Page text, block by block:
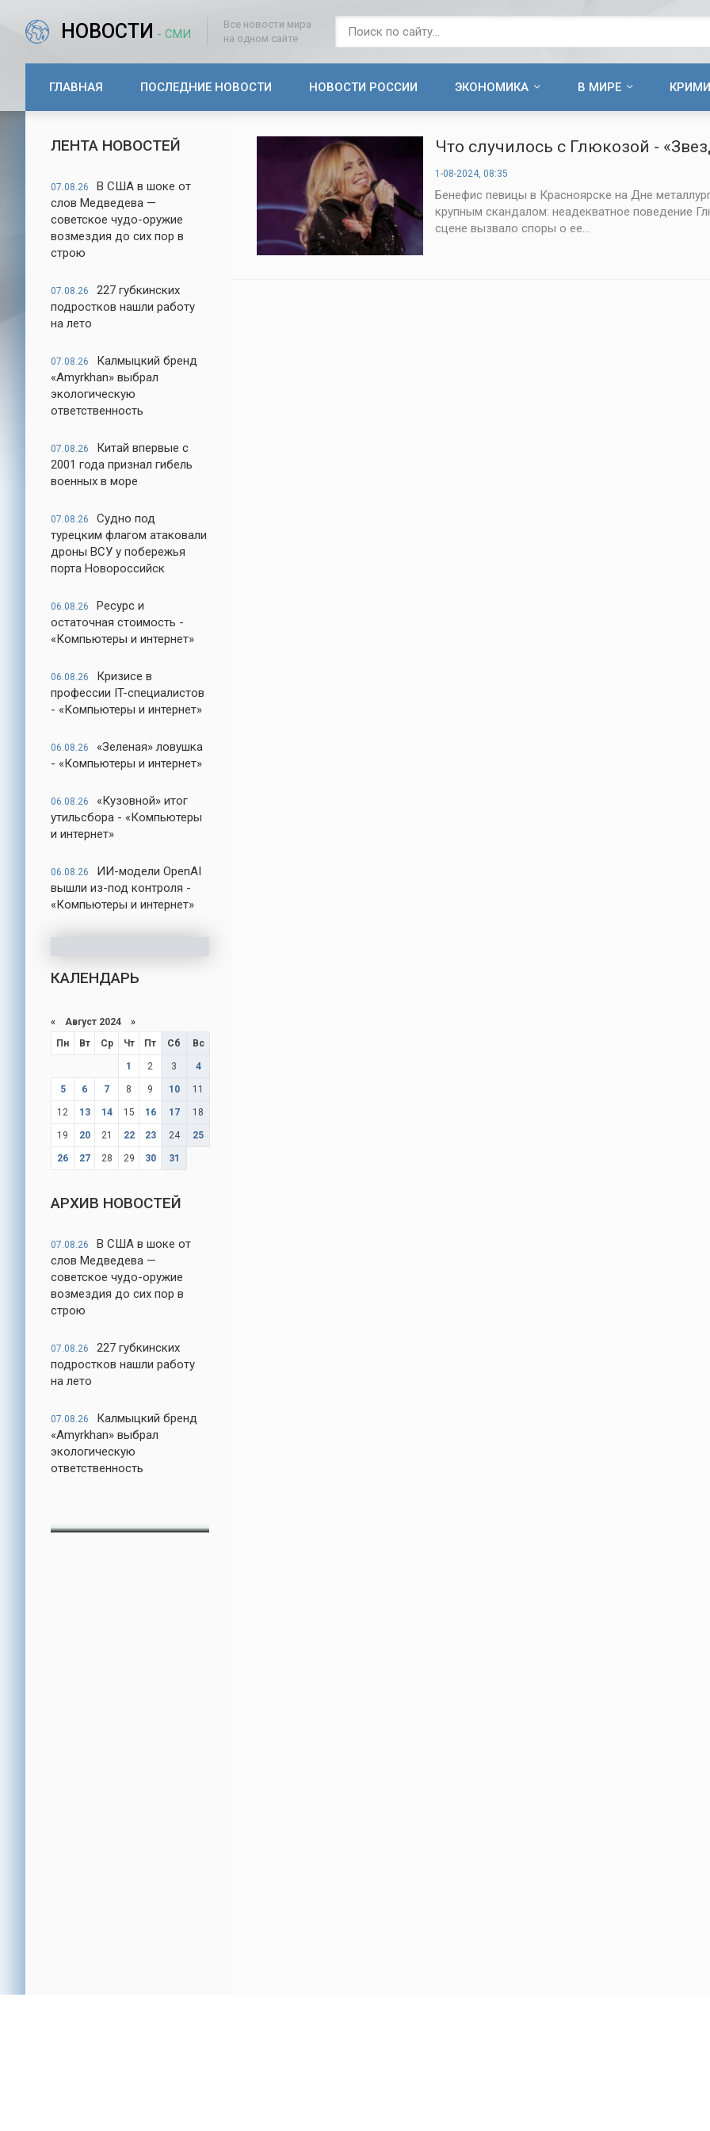
НОВОСТИ - СМИ
Все новости мира
на одном сайте
ГЛАВНАЯ ПОСЛЕДНИЕ НОВОСТИ НОВОСТИ РОССИИ ЭКОНОМИКА В МИРЕ
ЛЕНТА НОВОСТЕЙ
07.08.26
В США в шоке от
слов Медведева —
советское чудо-оружие
возмездия до сих пор в
строю
07.08.26
227 губкинских
подростков нашли работу
на лето
07.08.26
Калмыцкий бренд
«Amyrkhan» выбрал
экологическую
ответственность
07.08.26
Китай впервые с
2001 года признал гибель
военных в море
07.08.26
Судно под
турецким флагом атаковали
дроны ВСУ у побережья
порта Новороссийск
06.08.26
Ресурс и
остаточная стоимость -
«Компьютеры и интернет»
06.08.26
Кризисе в
профессии IT-специалистов
- «Компьютеры и интернет»
06.08.26
«Зеленая» ловушка
- «Компьютеры и интернет»
06.08.26
«Кузовной» итог
утильсбора - «Компьютеры
и интернет»
06.08.26
ИИ-модели OpenAI
вышли из-под контроля -
«Компьютеры и интернет»
КАЛЕНДАРЬ
« Август 2024 »
Пн
Вт Ср Чт Пт Сб Вс
1 2 3 4
5 6 7 8 9 10 11
12 13 14 15 16 17 18
19 20 21 22 23 24 25
26 27 28 29 30 31
АРХИВ НОВОСТЕЙ
07.08.26
В США в шоке от
слов Медведева —
советское чудо-оружие
возмездия до сих пор в
строю
07.08.26
227 губкинских
подростков нашли работу
на лето
07.08.26
Калмыцкий бренд
«Amyrkhan» выбрал
экологическую
ответственность
Что случилось с Глюкозой -
1-08-2024, 08:35
Бенефис певицы в Красноярске на Дне
крупным скандалом: неадекватное поведение
сцене вызвало споры о ее...